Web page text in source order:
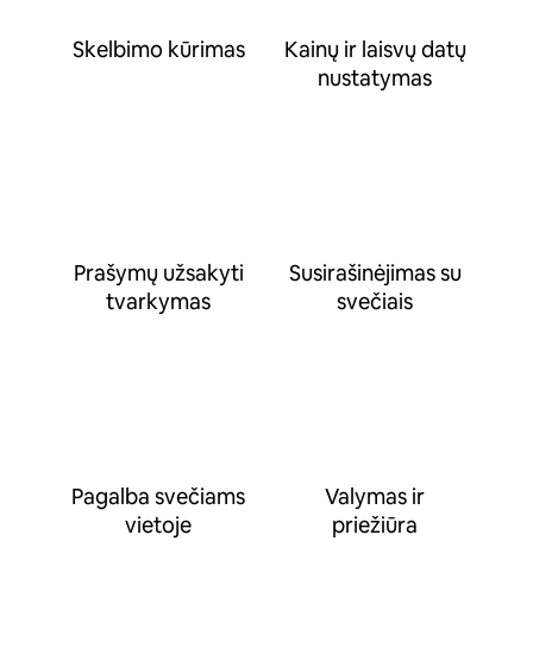
Skelbimo kūrimas
Kainų ir laisvų datų
nustatymas
Prašymų užsakyti
tvarkymas
Susirašinėjimas su
svečiais
Pagalba svečiams
vietoje
Valymas ir
priežiūra